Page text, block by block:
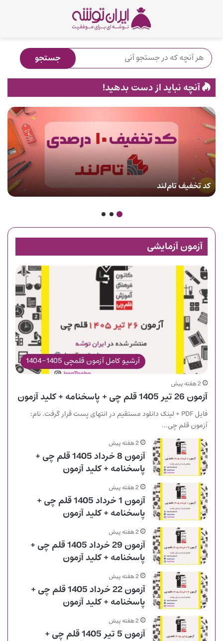
آنچه نباید از دست بدهید!
کد تخفیف تام‌لند
آزمون آزمایشی
آرشیو کامل آزمون قلمچی 1405-1404
2 هفته پیش
آزمون 26 تیر 1405 قلم چی + پاسخنامه + کلید آزمون
فایل PDF + لینک دانلود مستقیم در انتهای پست قرار گرفت. نام:
آزمون قلم چی…
2 هفته پیش
آزمون 8 خرداد 1405 قلم چی +
پاسخنامه + کلید آزمون
2 هفته پیش
آزمون 1 خرداد 1405 قلم چی +
پاسخنامه + کلید آزمون
2 هفته پیش
آزمون 29 خرداد 1405 قلم چی +
پاسخنامه + کلید آزمون
2 هفته پیش
آزمون 22 خرداد 1405 قلم چی +
پاسخنامه + کلید آزمون
2 هفته پیش
آزمون 5 تیر 1405 قلم چی +